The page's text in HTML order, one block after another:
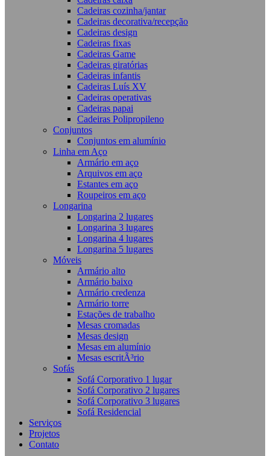
Cadeiras cozinha/jantar
Cadeiras decorativa/recepção
Cadeiras design
Cadeiras fixas
Cadeiras Game
Cadeiras giratórias
Cadeiras infantis
Cadeiras Luís XV
Cadeiras operativas
Cadeiras papai
Cadeiras Polipropileno
Conjuntos
Conjuntos em alumínio
Linha em Aço
Armário em aço
Arquivos em aço
Estantes em aço
Roupeiros em aço
Longarina
Longarina 2 lugares
Longarina 3 lugares
Longarina 4 lugares
Longarina 5 lugares
Móveis
Armário alto
Armário baixo
Armário credenza
Armário torre
Estações de trabalho
Mesas cromadas
Mesas design
Mesas em alumínio
Mesas escritÃ³rio
Sofás
Sofá Corporativo 1 lugar
Sofá Corporativo 2 lugares
Sofá Corporativo 3 lugares
Sofá Residencial
Serviços
Projetos
Contato